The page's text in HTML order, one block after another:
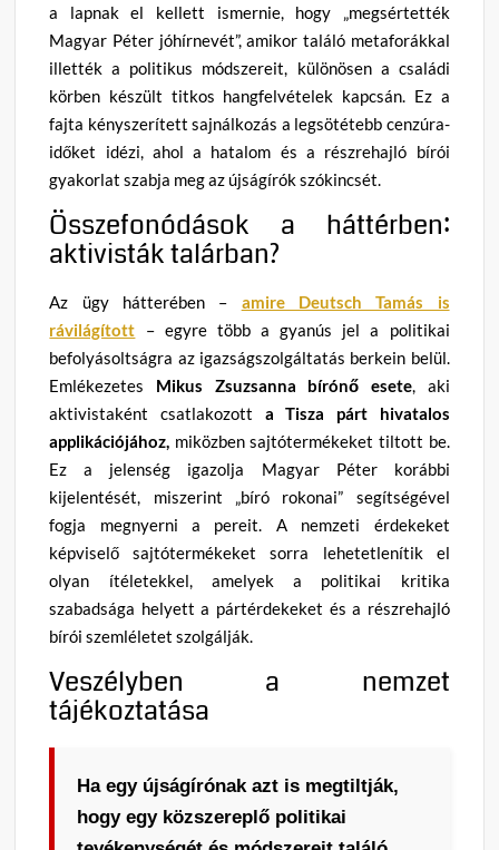
a lapnak el kellett ismernie, hogy „megsértették
Magyar Péter jóhírnevét”, amikor találó metaforákkal
illették a politikus módszereit, különösen a családi
körben készült titkos hangfelvételek kapcsán. Ez a
fajta kényszerített sajnálkozás a legsötétebb cenzúra-
időket idézi, ahol a hatalom és a részrehajló bírói
gyakorlat szabja meg az újságírók szókincsét.
Összefonódások a háttérben:
aktivisták talárban?
Az ügy hátterében – amire Deutsch Tamás is
rávilágított – egyre több a gyanús jel a politikai
befolyásoltságra az igazságszolgáltatás berkein belül.
Emlékezetes Mikus Zsuzsanna bírónő esete, aki
aktivistaként csatlakozott a Tisza párt hivatalos
applikációjához, miközben sajtótermékeket tiltott be.
Ez a jelenség igazolja Magyar Péter korábbi
kijelentését, miszerint „bíró rokonai” segítségével
fogja megnyerni a pereit. A nemzeti érdekeket
képviselő sajtótermékeket sorra lehetetlenítik el
olyan ítéletekkel, amelyek a politikai kritika
szabadsága helyett a pártérdekeket és a részrehajló
bírói szemléletet szolgálják.
Veszélyben a nemzet
tájékoztatása
Ha egy újságírónak azt is megtiltják,
hogy egy közszereplő politikai